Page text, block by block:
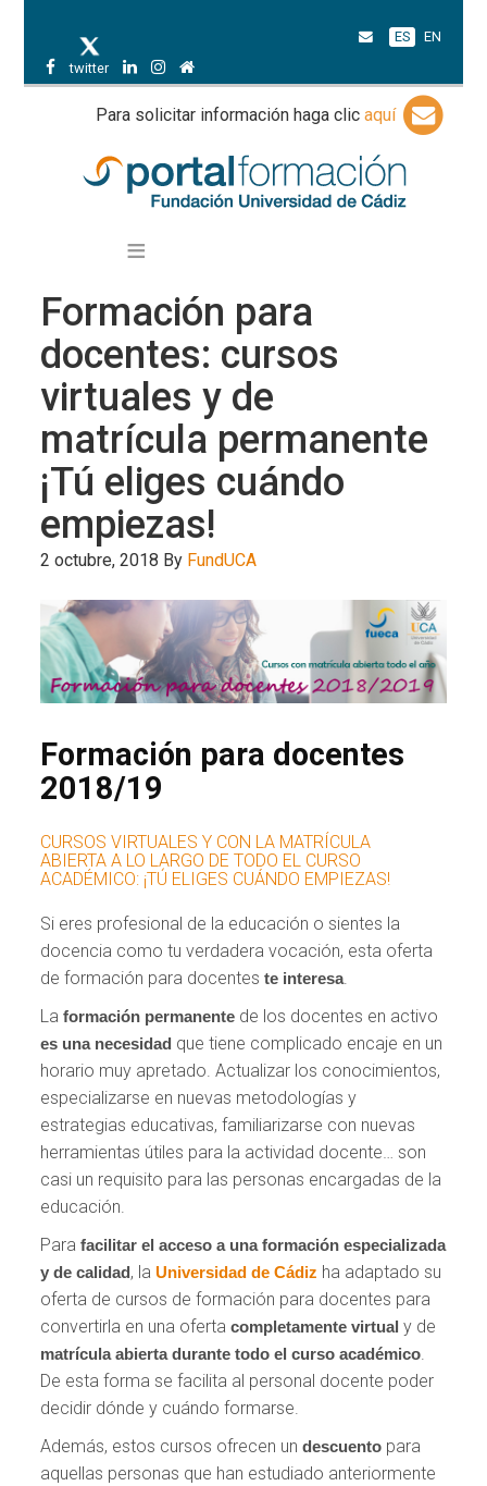
twitter
ES EN
Para solicitar información haga clic aquí
Formación para
docentes: cursos
virtuales y de
matrícula permanente
¡Tú eliges cuándo
empiezas!
2 octubre, 2018 By FundUCA
Formación para docentes
2018/19
CURSOS VIRTUALES Y CON LA MATRÍCULA
ABIERTA A LO LARGO DE TODO EL CURSO
ACADÉMICO: ¡TÚ ELIGES CUÁNDO EMPIEZAS!
Si eres profesional de la educación o sientes la
docencia como tu verdadera vocación, esta oferta
de formación para docentes te interesa.
Laformación permanente de los docentes en activo
es una necesidad que tiene complicado encaje en un
horario muy apretado. Actualizar los conocimientos,
especializarse en nuevas metodologías y
estrategias educativas, familiarizarse con nuevas
herramientas útiles para la actividad docente… son
casi un requisito para las personas encargadas de la
educación.
Parafacilitar el acceso a una formación especializada
y de calidad, laUniversidad de Cádiz ha adaptado su
oferta de cursos de formación para docentes para
convertirla en una ofertacompletamente virtual y de
matrícula abierta durante todo el curso académico.
De esta forma se facilita al personal docente poder
decidir dónde y cuándo formarse.
Además, estos cursos ofrecen undescuento para
aquellas personas que han estudiado anteriormente